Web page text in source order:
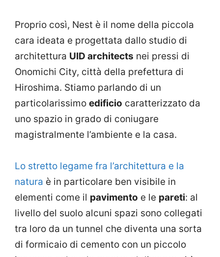
Proprio così, Nest è il nome della piccola
cara ideata e progettata dallo studio di
architettura UID architects nei pressi di
Onomichi City, città della prefettura di
Hiroshima. Stiamo parlando di un
particolarissimo edificio caratterizzato da
uno spazio in grado di coniugare
magistralmente l’ambiente e la casa.
Lo stretto legame fra l’architettura e la
natura è in particolare ben visibile in
elementi come il pavimento e le pareti: al
livello del suolo alcuni spazi sono collegati
tra loro da un tunnel che diventa una sorta
di formicaio di cemento con un piccolo